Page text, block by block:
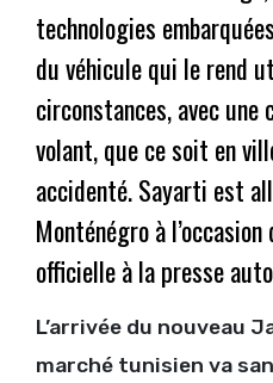
technologies
du véhicule qui le rend
circonstances, avec
volant, que ce soit en
accidenté. Sayarti est
Monténégro à
officielle à la presse
L’arrivée du nouveau
marché tunisien va